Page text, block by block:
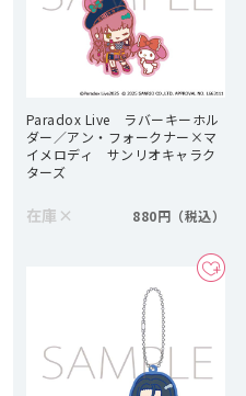
Paradox Live ラバーキーホル
ダー／アン・フォークナー×マ
イメロディ サンリオキャラク
ターズ
在庫 × 880円